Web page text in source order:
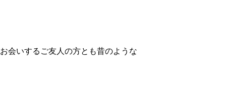
会いするご友人の方とも昔のような